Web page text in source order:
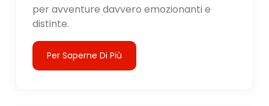
per avventure davvero emozionanti e
distinte.
Per Saperne Di Più